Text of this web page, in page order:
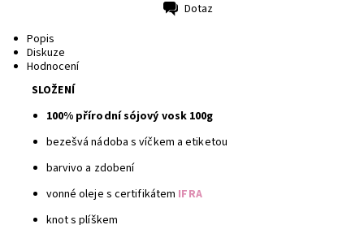
Dotaz
Popis
Diskuze
Hodnocení
SLOŽENÍ
100% přírodní sójový vosk 100g
bezešvá nádoba s víčkem a etiketou
barvivo a zdobení
vonné oleje s certifikátem IFRA
knot s plíškem